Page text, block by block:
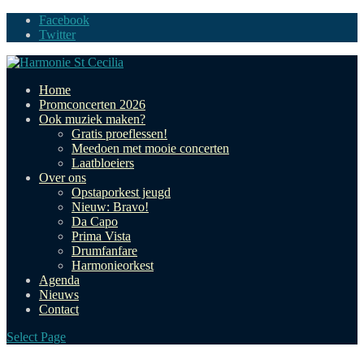
Facebook
Twitter
Home
Promconcerten 2026
Ook muziek maken?
Gratis proeflessen!
Meedoen met mooie concerten
Laatbloeiers
Over ons
Opstaporkest jeugd
Nieuw: Bravo!
Da Capo
Prima Vista
Drumfanfare
Harmonieorkest
Agenda
Nieuws
Contact
Select Page